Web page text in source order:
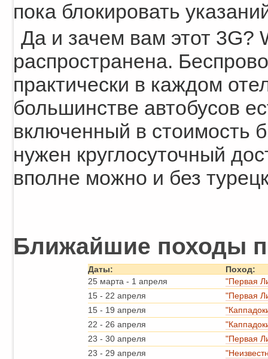
пока блокировать
Да и зачем вам этот 3G?
распространена.
практически в каждом
большинстве автобусов
включенный в стоимость
нужен круглосуточный
вполне можно и без
Ближайшие походы
Даты:
Поход:
25 марта - 1 апреля
"Первая
15 - 22 апреля
"Первая
15 - 19 апреля
22 - 26 апреля
23 - 30 апреля
"Первая
23 - 29 апреля